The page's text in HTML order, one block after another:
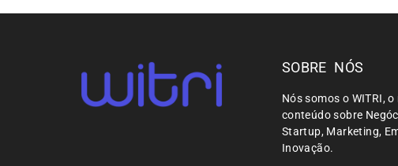
SOBRE NÓS
Nós somos o WITRI,
conteúdo sobre
Startup, Marketing,
Inovação.